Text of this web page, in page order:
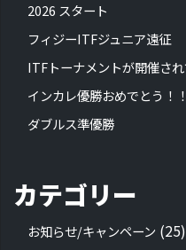
2026 スタート
フィジーITFジュニア遠征
ITFトーナメントが開催され
インカレ優勝おめでとう！
ダブルス準優勝
カテゴリー
お知らせ/キャンペーン (25)